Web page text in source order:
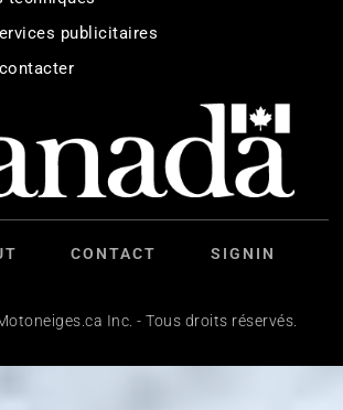
publicitaires
CONTACT SIGNIN
Inc. - Tous droits réservés.